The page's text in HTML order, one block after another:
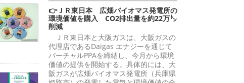
👉ＪＲ東日本 広畑バイオマス発電所の
環境価値を購入 CO2排出量を約22万㌧
削減
ＪＲ東日本と大阪ガスは、大阪ガスの
代理店であるDaigas エナジーを通じて
バーチャルPPAを締結し、今月から環境
価値の提供を開始する。具体的には、大
阪ガスが広畑バイオマス発電所（兵庫県